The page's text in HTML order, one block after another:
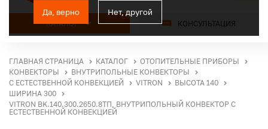
Да, верно Нет, другой
КАТАЛОГ КОНСУЛЬТАЦИЯ
ГЛАВНАЯ СТРАНИЦА КАТАЛОГ
ОТОПИТЕЛЬНЫЕ ПРИБОРЫ
КОНВЕКТОРЫ
ВНУТРИПОЛЬНЫЕ КОНВЕКТОРЫ
С ЕСТЕСТВЕННОЙ КОНВЕКЦИЕЙ
VITRON
ВЫСОТА 140
ШИРИНА 300
VITRON BK.140.300.2650.8ТП, ВНУТРИПОЛЬНЫЙ КОНВЕКТОР С
ЕСТЕСТВЕННОЙ КОНВЕКЦИЕЙ